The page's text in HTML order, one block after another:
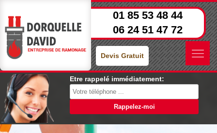
01 85 53 48 44
06 24 51 47 72
Devis Gratuit
Etre rappelé immédiatement: